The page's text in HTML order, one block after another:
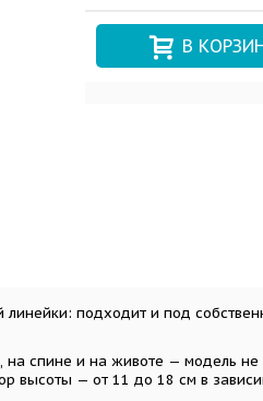
В
подходит и под
на спине и на животе — модель
высоты — от 11 до 18 см в